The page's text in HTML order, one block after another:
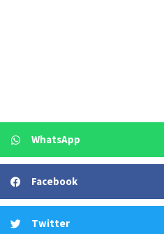
WhatsApp
Facebook
Twitter